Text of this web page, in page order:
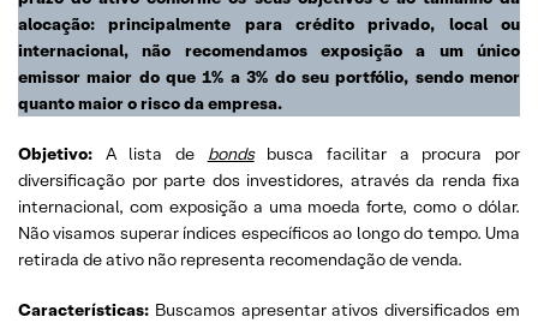
alocação: principalmente para crédito privado, local ou
internacional, não recomendamos exposição a um único
emissor maior do que 1% a 3% do seu portfólio, sendo menor
quanto maior o risco da empresa.
Objetivo: A lista de bonds
busca facilitar a procura por
diversificação por parte dos investidores, através da renda fixa
internacional, com exposição a uma moeda forte, como o dólar.
Não visamos superar índices específicos ao longo do tempo. Uma
retirada de ativo não representa recomendação de venda.
Características: Buscamos apresentar ativos diversificados em